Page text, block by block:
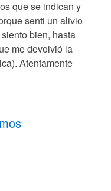
que se indican y
senti un alivio
bien, hasta
me devolvió la
Atentamente